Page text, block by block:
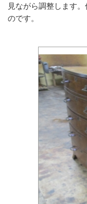
見ながら調整します
のです。